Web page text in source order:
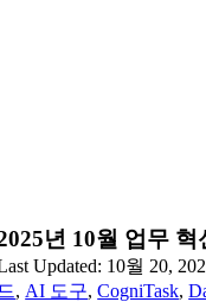
년 10월 업무
Updated: 10월 20,
, AI 도구,CogniTask,